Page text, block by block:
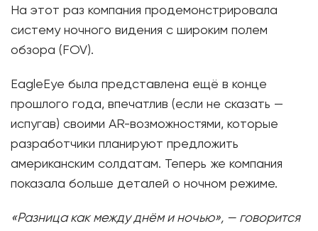
На этот раз компания продемонстрировала
систему ночного видения с широким полем
обзора (FOV).
EagleEye была представлена ещё в конце
прошлого года, впечатлив (если не сказать —
испугав) своими AR-возможностями, которые
разработчики планируют предложить
американским солдатам. Теперь же компания
показала больше деталей о ночном режиме.
«Разница как между днём и ночью», — говорится